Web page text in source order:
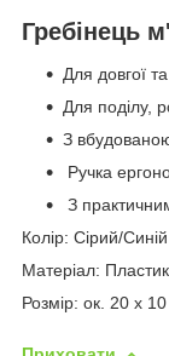
Гребінець
Для довгої
Для поділу,
З
Ручка
З
Колір: Сірий/Синій
Матеріал: Пластик
Розмір: ок. 20 х